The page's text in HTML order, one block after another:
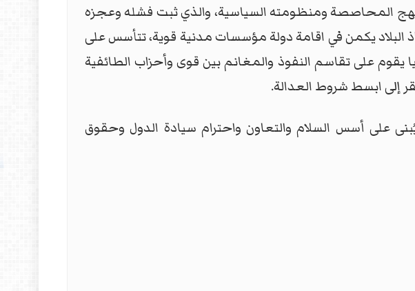
نهج المحاصصة ومنظومته السياسية، والذي ثبت فشله وعجزه
البلاد يكمن في اقامة دولة مؤسسات مدنية قوية، تتأسس على
يقوم على تقاسم النفوذ والمغانم بين قوى وأحزاب الطائفية
إلى ابسط شروط العدالة.
على أسس السلام والتعاون واحترام سيادة الدول وحقوق